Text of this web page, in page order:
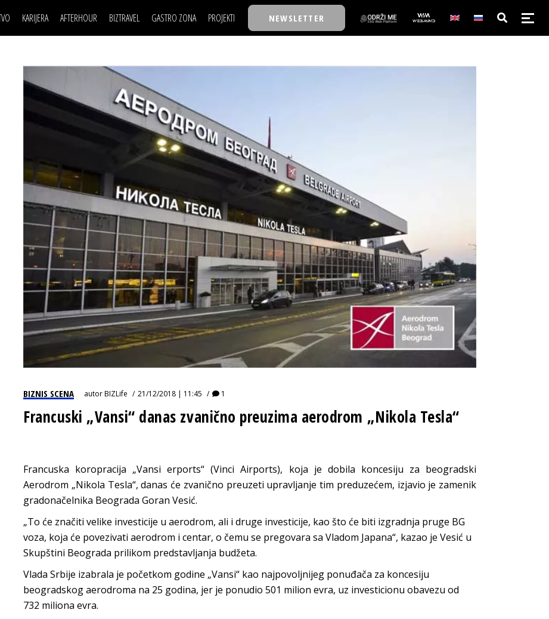
KARIJERA
MOJ UGAO
USAVRŠAVANJE
AFTERHOUR
AUTO SVET
BIZTRAVEL GASTRO ZONA PROJEKTI
BACK TO OFFICE/SCHOOL
BIZBENDOVI
BIZKOLEGIJUM
BMW BIZNIS LIGA
BIZLIFE WEEK
IZJAVA GODINE
NEWSLETTER
POSAO
MOJ UGAO
USAVRŠAVANJE
KNOW-HOW
FILM I SCENA
AUTO SVET
WELLBEING
NAJKOLEGA
30 ISPOD 30
BIZKOLEGIJUM
BMW BIZNIS LIGA
BIZLIFE WEEK
IZJAVA GODINE
BIZNIS SCENA autorBIZLife 21/12/2018 | 11:45 1
Francuski „Vansi“ danas zvanično preuzima aerodrom „Nikola Tesla“
Francuska koropracija „Vansi erports“ (Vinci Airports), koja je dobila koncesiju za beogradski
Aerodrom „Nikola Tesla“, danas će zvanično preuzeti upravljanje tim preduzećem, izjavio je zamenik
gradonačelnika Beograda Goran Vesić.
„To će značiti velike investicije u aerodrom, ali i druge investicije, kao što će biti izgradnja pruge BG
voza, koja će povezivati aerodrom i centar, o čemu se pregovara sa Vladom Japana“, kazao je Vesić u
Skupštini Beograda prilikom predstavljanja budžeta.
Vlada Srbije izabrala je početkom godine „Vansi“ kao najpovoljnijeg ponuđača za koncesiju
beogradskog aerodroma na 25 godina, jer je ponudio 501 milion evra, uz investicionu obavezu od
732 miliona evra.